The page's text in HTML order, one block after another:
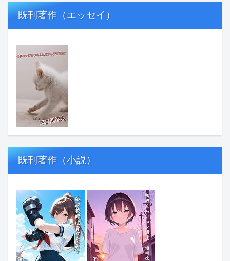
既刊著作（エッセイ）
既刊著作（小説）